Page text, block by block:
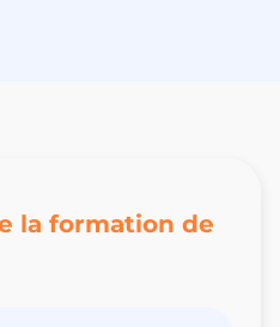
la formation de